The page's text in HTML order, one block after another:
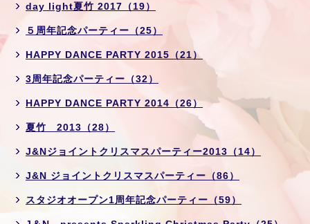
day light夏竹 2017（19）
５周年記念パーティー（25）
HAPPY DANCE PARTY 2015（21）
3周年記念パーティー（32）
HAPPY DANCE PARTY 2014（26）
夏竹 2013（28）
J&Nジョイントクリスマスパーティー2013（14）
J&N ジョイントクリスマスパーティー（86）
スタジオオープン1周年記念パーティー（59）